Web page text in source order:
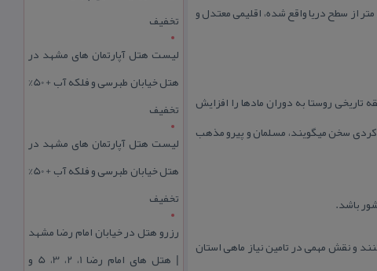
شهر ایلام قرار گرفته است. روستای كلم كه در میان كوهها و ارتفاعات كبیركوه در یك دره سرسبز با میانگین ارتفاع ۱۵۰۰ متر از سطح دریا واقع شده، اقلیمی معتدل و
روستا به دوران مادها را افزایش
كردی سخن میگویند، مسلمان و پیرو مذهب
باشد.
دارد كه هر یك از این مراكز بین ۴۰ تا ۵۰ تن ماهی تولید می كنند و نقش مهمی در تامین نیاز ماهی استان
تخفیف
لیست هتل آپارتمان های مشهد در
هتل خیابان طبرسی و فلکه آب + 50%
تخفیف
لیست هتل آپارتمان های مشهد در
هتل خیابان طبرسی و فلکه آب + 50%
تخفیف
رزرو هتل در خیابان امام رضا مشهد
| هتل‌ های امام رضا 1، 2، 3، 5 و